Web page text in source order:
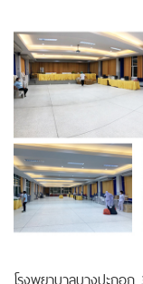
โรงพยาบาลบางปะกอ